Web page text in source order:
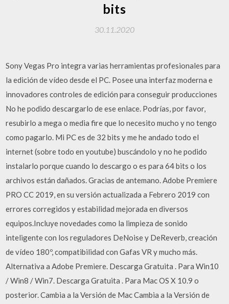
bits
30.11.2020
Sony Vegas Pro integra varias herramientas profesionales para
la edición de vídeo desde el PC. Posee una interfaz moderna e
innovadores controles de edición para conseguir producciones
No he podido descargarlo de ese enlace. Podrías, por favor,
resubirlo a mega o media fire que lo necesito mucho y no tengo
como pagarlo. Mi PC es de 32 bits y me he andado todo el
internet (sobre todo en youtube) buscándolo y no he podido
instalarlo porque cuando lo descargo o es para 64 bits o los
archivos están dañados. Gracias de antemano. Adobe Premiere
PRO CC 2019, en su versión actualizada a Febrero 2019 con
errores corregidos y estabilidad mejorada en diversos
equipos.Incluye novedades como la limpieza de sonido
inteligente con los reguladores DeNoise y DeReverb, creación
de vídeo 180º, compatibilidad con Gafas VR y mucho más.
Alternativa a Adobe Premiere. Descarga Gratuita . Para Win10
/ Win8 / Win7. Descarga Gratuita . Para Mac OS X 10.9 o
posterior. Cambia a la Versión de Mac Cambia a la Versión de